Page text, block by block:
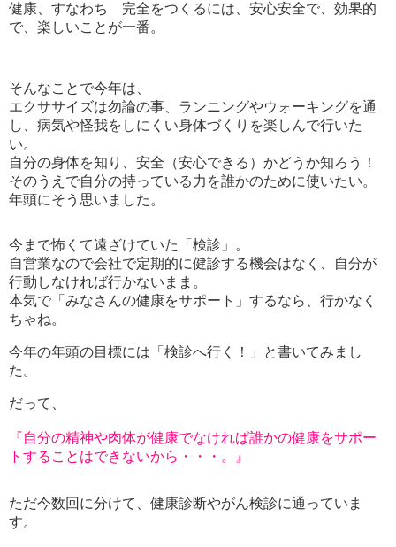
健康、すなわち 完全をつくるには、安心安全で、効果的
で、楽しいことが一番。
そんなことで今年は、
エクササイズは勿論の事、ランニングやウォーキングを通
し、病気や怪我をしにくい身体づくりを楽しんで行いた
い。
自分の身体を知り、安全（安心できる）かどうか知ろう！
そのうえで自分の持っている力を誰かのために使いたい。
年頭にそう思いました。
今まで怖くて遠ざけていた「検診」。
自営業なので会社で定期的に健診する機会はなく、自分が
行動しなければ行かないまま。
本気で「みなさんの健康をサポート」するなら、行かなく
ちゃね。
今年の年頭の目標には「検診へ行く！」と書いてみまし
た。
だって、
『自分の精神や肉体が健康でなければ誰かの健康をサポー
トすることはできないから・・・。』
ただ今数回に分けて、健康診断やがん検診に通っていま
す。